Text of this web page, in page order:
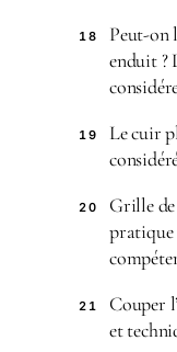
18
Peut-on
enduit ?
19
Le cuir
20
Grille
pratique
21
Couper
et